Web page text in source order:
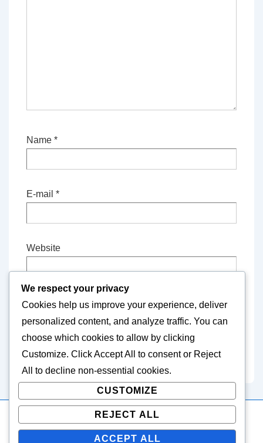
Name *
E-mail *
Website
Save my name, email, and website in this
browser for the next time I comment.
melog.ch | Powered by
We respect your privacy
Cookies help us improve your experience, deliver
personalized content, and analyze traffic. You can
choose which cookies to allow by clicking
Customize. ClickAccept All to consent or Reject
All
to decline non-essential cookies.
CUSTOMIZE
REJECT ALL
ACCEPT ALL